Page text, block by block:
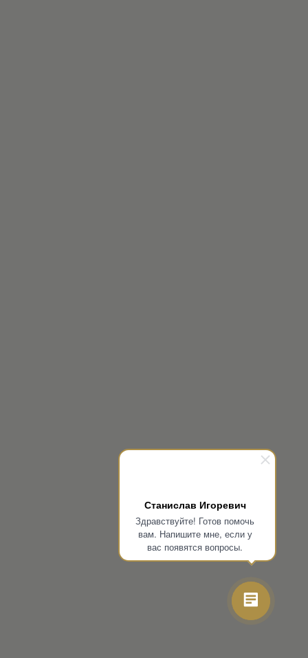
Станислав Игоревич
Здравствуйте! Готов помочь
вам. Напишите мне, если у
вас появятся вопросы.